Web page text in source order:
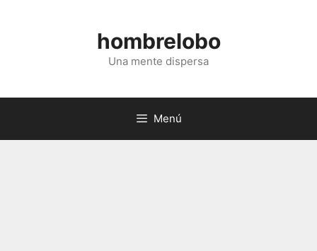
hombrelobo
Una mente dispersa
Menú